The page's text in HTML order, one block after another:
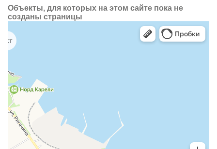
Объекты, для которых на этом сайте пока не
созданы страницы